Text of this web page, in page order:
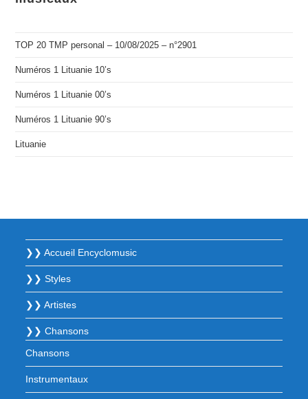
TOP 20 TMP personal – 10/08/2025 – n°2901
Numéros 1 Lituanie 10’s
Numéros 1 Lituanie 00’s
Numéros 1 Lituanie 90’s
Lituanie
❯❯ Accueil Encyclomusic
❯❯ Styles
❯❯ Artistes
❯❯ Chansons
Chansons
Instrumentaux